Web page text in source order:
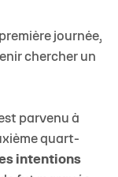
journée,
chercher un
parvenu à
quart-
intentions